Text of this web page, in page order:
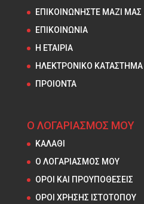
ΕΠΙΚΟΙΝΩΝΗΣΤΕ ΜΑΖΙ ΜΑΣ
ΕΠΙΚΟΙΝΩΝΙΑ
Η ΕΤΑΙΡΙΑ
ΗΛΕΚΤΡΟΝΙΚΟ ΚΑΤΑΣΤΗΜΑ
ΠΡΟΙΟΝΤΑ
Ο ΛΟΓΑΡΙΑΣΜΟΣ ΜΟΥ
ΚΑΛΑΘΙ
Ο ΛΟΓΑΡΙΑΣΜΟΣ ΜΟΥ
ΟΡΟΙ ΚΑΙ ΠΡΟΥΠΟΘΕΣΕΙΣ
ΟΡΟΙ ΧΡΗΣΗΣ ΙΣΤΟΤΟΠΟΥ